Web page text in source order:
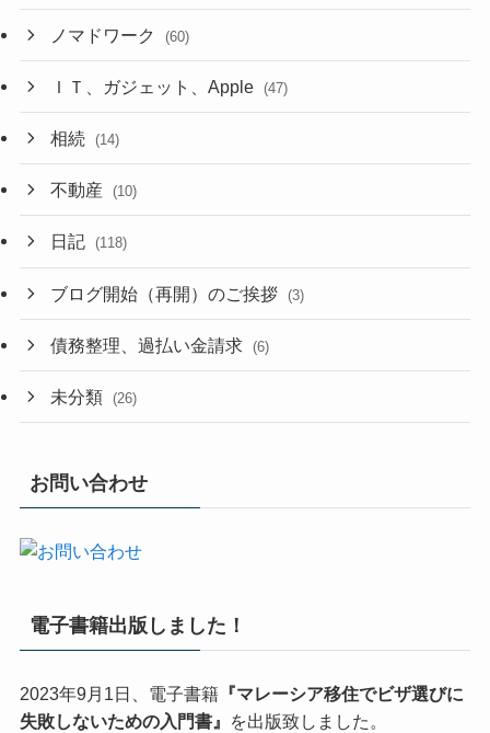
ノマドワーク (60)
ＩＴ、ガジェット、Apple (47)
相続 (14)
不動産 (10)
日記 (118)
ブログ開始（再開）のご挨拶 (3)
債務整理、過払い金請求 (6)
未分類 (26)
お問い合わせ
電子書籍出版しました！
2023年9月1日、電子書籍『マレーシア移住でビザ選びに
失敗しないための入門書』
を出版致しました。